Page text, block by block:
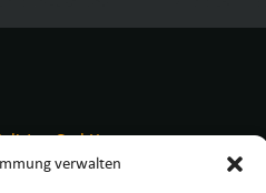
verwalten
GmbH